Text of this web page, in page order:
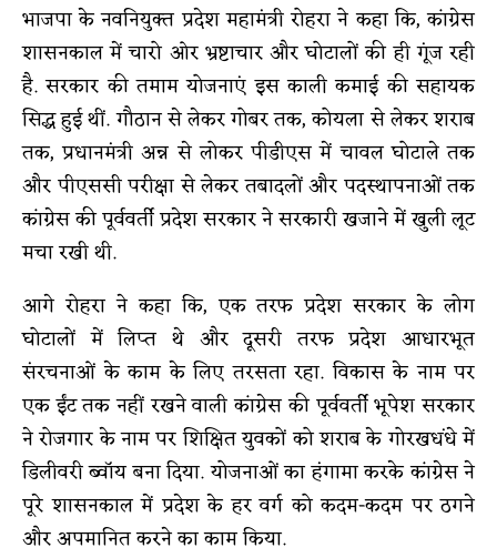
भाजपा के नवनियुक्त प्रदेश महामंत्री रोहरा ने कहा कि, कांग्रेस
शासनकाल में चारो ओर भ्रष्टाचार और घोटालों की ही गूंज रही
है. सरकार की तमाम योजनाएं इस काली कमाई की सहायक
सिद्ध हुई थीं. गौठान से लेकर गोबर तक, कोयला से लेकर शराब
तक, प्रधानमंत्री अन्न से लोकर पीडीएस में चावल घोटाले तक
और पीएससी परीक्षा से लेकर तबादलों और पदस्थापनाओं तक
कांग्रेस की पूर्ववर्ती प्रदेश सरकार ने सरकारी खजाने में खुली लूट
मचा रखी थी.
आगे रोहरा ने कहा कि, एक तरफ प्रदेश सरकार के लोग
घोटालों में लिप्त थे और दूसरी तरफ प्रदेश आधारभूत
संरचनाओं के काम के लिए तरसता रहा. विकास के नाम पर
एक ईंट तक नहीं रखने वाली कांग्रेस की पूर्ववर्ती भूपेश सरकार
ने रोजगार के नाम पर शिक्षित युवकों को शराब के गोरखधंधे में
डिलीवरी ब्वॉय बना दिया. योजनाओं का हंगामा करके कांग्रेस ने
पूरे शासनकाल में प्रदेश के हर वर्ग को कदम-कदम पर ठगने
और अपमानित करने का काम किया.